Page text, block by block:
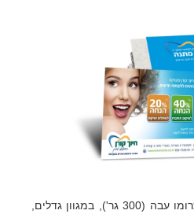
הגלויות מודפסות על נייר כרומו עבה (300 גר'), במגוון גדלים,